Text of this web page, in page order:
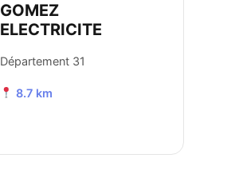
GOMEZ
ELECTRICITE
Département 31
8.7 km